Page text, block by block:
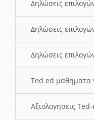
Δηλώσεις
Δηλώσεις
Δηλώσεις
Ted ed μαθηματα
Αξιολογησεις